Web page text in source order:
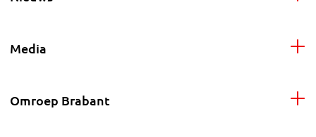
Media
Omroep Brabant